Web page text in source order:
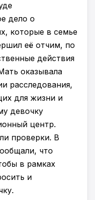
дело о
которые в семье
её отчим, по
действия
оказывала
расследования,
для жизни и
девочку
центр.
проверки. В
что
в рамках
и